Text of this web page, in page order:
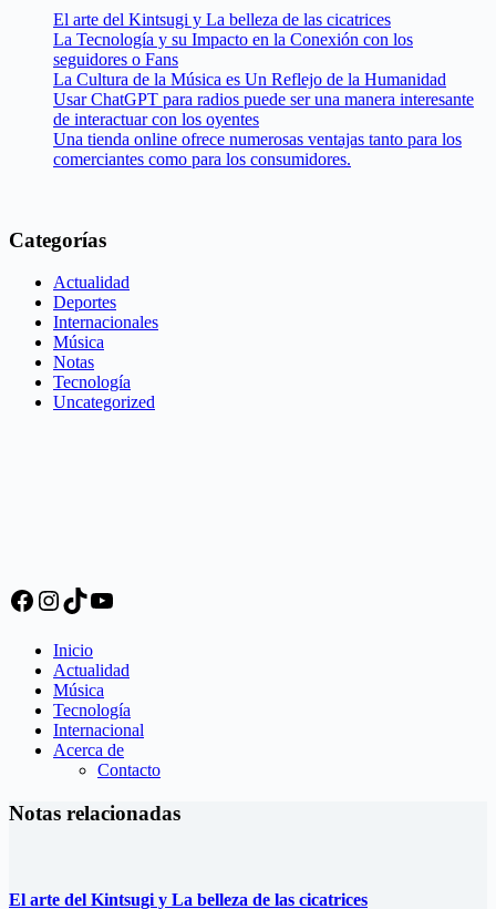
El arte del Kintsugi y La belleza de las cicatrices
La Tecnología y su Impacto en la Conexión con los
seguidores o Fans
La Cultura de la Música es Un Reflejo de la Humanidad
Usar ChatGPT para radios puede ser una manera interesante
de interactuar con los oyentes
Una tienda online ofrece numerosas ventajas tanto para los
comerciantes como para los consumidores.
Categorías
Actualidad
Deportes
Internacionales
Música
Notas
Tecnología
Uncategorized
Facebook
Instagram
TikTok
YouTube
Inicio
Actualidad
Música
Tecnología
Internacional
Acerca de
Contacto
Notas relacionadas
El arte del Kintsugi y La belleza de las cicatrices